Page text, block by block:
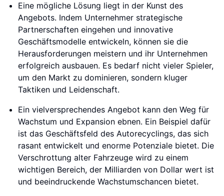
Eine mögliche Lösung liegt in der Kunst des
Angebots. Indem Unternehmer strategische
Partnerschaften eingehen und innovative
Geschäftsmodelle entwickeln, können sie die
Herausforderungen meistern und ihr Unternehmen
erfolgreich ausbauen. Es bedarf nicht vieler Spieler,
um den Markt zu dominieren, sondern kluger
Taktiken und Leidenschaft.
Ein vielversprechendes Angebot kann den Weg für
Wachstum und Expansion ebnen. Ein Beispiel dafür
ist das Geschäftsfeld des Autorecyclings, das sich
rasant entwickelt und enorme Potenziale bietet. Die
Verschrottung alter Fahrzeuge wird zu einem
wichtigen Bereich, der Milliarden von Dollar wert ist
und beeindruckende Wachstumschancen bietet.